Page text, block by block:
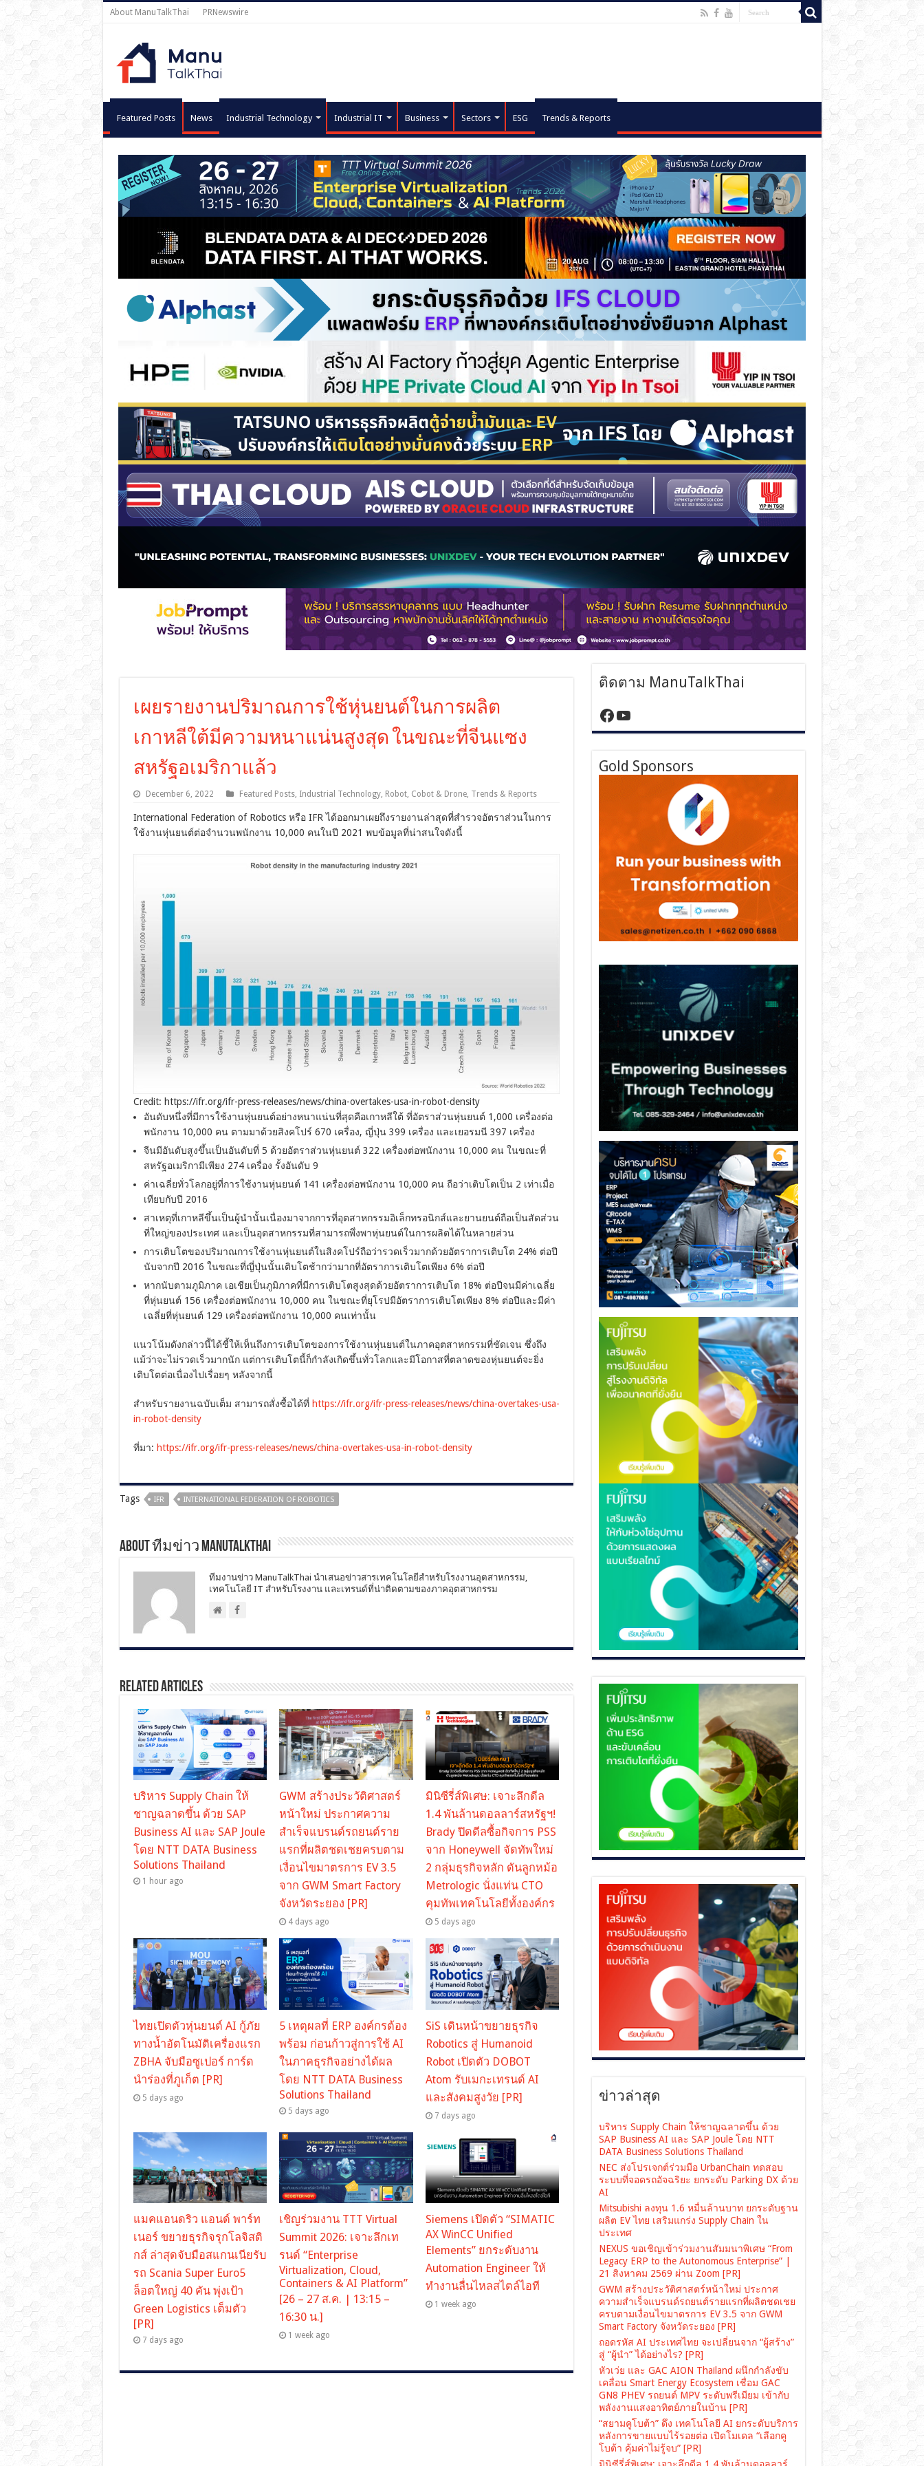
About ManuTalkThai PRNewswire
Featured Posts News Industrial Technology Industrial IT Business Sectors ESG Trends & Reports
เผยรายงานปริมาณการใช้หุ่นยนต์ในการผลิต
เกาหลีใต้มีความหนาแน่นสูงสุด ในขณะที่จีนแซง
สหรัฐอเมริกาแล้ว
December 6, 2022 Featured Posts, Industrial Technology, Robot, Cobot & Drone, Trends & Reports
International Federation of Robotics หรือ IFR ได้ออกมาเผยถึงรายงานล่าสุดที่สำรวจอัตราส่วนในการ
ใช้งานหุ่นยนต์ต่อจำนวนพนักงาน 10,000 คนในปี 2021 พบข้อมูลที่น่าสนใจดังนี้
Credit: https://ifr.org/ifr-press-releases/news/china-overtakes-usa-in-robot-density
อันดับหนึ่งที่มีการใช้งานหุ่นยนต์อย่างหนาแน่นที่สุดคือเกาหลีใต้ ที่อัตราส่วนหุ่นยนต์ 1,000 เครื่องต่อ
พนักงาน 10,000 คน ตามมาด้วยสิงคโปร์ 670 เครื่อง, ญี่ปุ่น 399 เครื่อง และเยอรมนี 397 เครื่อง
จีนมีอันดับสูงขึ้นเป็นอันดับที่ 5 ด้วยอัตราส่วนหุ่นยนต์ 322 เครื่องต่อพนักงาน 10,000 คน ในขณะที่
สหรัฐอเมริกามีเพียง 274 เครื่อง รั้งอันดับ 9
ค่าเฉลี่ยทั่วโลกอยู่ที่การใช้งานหุ่นยนต์ 141 เครื่องต่อพนักงาน 10,000 คน ถือว่าเติบโตเป็น 2 เท่าเมื่อ
เทียบกับปี 2016
สาเหตุที่เกาหลีขึ้นเป็นผู้นำนั้นเนื่องมาจากการที่อุตสาหกรรมอิเล็กทรอนิกส์และยานยนต์ถือเป็นสัดส่วน
ที่ใหญ่ของประเทศ และเป็นอุตสาหกรรมที่สามารถพึ่งพาหุ่นยนต์ในการผลิตได้ในหลายส่วน
การเติบโตของปริมาณการใช้งานหุ่นยนต์ในสิงคโปร์ถือว่ารวดเร็วมากด้วยอัตราการเติบโต 24% ต่อปี
นับจากปี 2016 ในขณะที่ญี่ปุ่นนั้นเติบโตช้ากว่ามากที่อัตราการเติบโตเพียง 6% ต่อปี
หากนับตามภูมิภาค เอเชียเป็นภูมิภาคที่มีการเติบโตสูงสุดด้วยอัตราการเติบโต 18% ต่อปีจนมีค่าเฉลี่ย
ที่หุ่นยนต์ 156 เครื่องต่อพนักงาน 10,000 คน ในขณะที่ยุโรปมีอัตราการเติบโตเพียง 8% ต่อปีและมีค่า
เฉลี่ยที่หุ่นยนต์ 129 เครื่องต่อพนักงาน 10,000 คนเท่านั้น
แนวโน้มดังกล่าวนี้ได้ชี้ให้เห็นถึงการเติบโตของการใช้งานหุ่นยนต์ในภาคอุตสาหกรรมที่ชัดเจน ซึ่งถึง
แม้ว่าจะไม่รวดเร็วมากนัก แต่การเติบโตนี้ก็กำลังเกิดขึ้นทั่วโลกและมีโอกาสที่ตลาดของหุ่นยนต์จะยิ่ง
เติบโตต่อเนื่องไปเรื่อยๆ หลังจากนี้
สำหรับรายงานฉบับเต็ม สามารถสั่งซื้อได้ที่ https://ifr.org/ifr-press-releases/news/china-overtakes-usa-
in-robot-density
ที่มา: https://ifr.org/ifr-press-releases/news/china-overtakes-usa-in-robot-density
Tags IFR INTERNATIONAL FEDERATION OF ROBOTICS
About ทีมข่าว ManuTalkThai
ทีมงานข่าว ManuTalkThai นำเสนอข่าวสารเทคโนโลยีสำหรับโรงงานอุตสาหกรรม,
เทคโนโลยี IT สำหรับโรงงาน และเทรนด์ที่น่าติดตามของภาคอุตสาหกรรม
Related Articles
บริหาร Supply Chain ให้
ชาญฉลาดขึ้น ด้วย SAP
Business AI และ SAP Joule
โดย NTT DATA Business
Solutions Thailand
1 hour ago
GWM สร้างประวัติศาสตร์
หน้าใหม่ ประกาศความ
สำเร็จแบรนด์รถยนต์ราย
แรกที่ผลิตชดเชยครบตาม
เงื่อนไขมาตรการ EV 3.5
จาก GWM Smart Factory
จังหวัดระยอง [PR]
4 days ago
มินิซีรี่ส์พิเศษ: เจาะลึกดีล
1.4 พันล้านดอลลาร์สหรัฐฯ!
Brady ปิดดีลซื้อกิจการ PSS
จาก Honeywell จัดทัพใหม่
2 กลุ่มธุรกิจหลัก ดันลูกหม้อ
Metrologic นั่งแท่น CTO
คุมทัพเทคโนโลยีทั้งองค์กร
5 days ago
ไทยเปิดตัวหุ่นยนต์ AI กู้ภัย
ทางน้ำอัตโนมัติเครื่องแรก
ZBHA จับมือซูเปอร์ การ์ด
นำร่องที่ภูเก็ต [PR]
5 days ago
5 เหตุผลที่ ERP องค์กรต้อง
พร้อม ก่อนก้าวสู่การใช้ AI
ในภาคธุรกิจอย่างได้ผล
โดย NTT DATA Business
Solutions Thailand
5 days ago
SiS เดินหน้าขยายธุรกิจ
Robotics สู่ Humanoid
Robot เปิดตัว DOBOT
Atom รับเมกะเทรนด์ AI
และสังคมสูงวัย [PR]
7 days ago
แมคแอนดริว แอนด์ พาร์ท
เนอร์ ขยายธุรกิจรุกโลจิสติ
กส์ ล่าสุดจับมือสแกนเนียรับ
รถ Scania Super Euro5
ล็อตใหญ่ 40 คัน พุ่งเป้า
Green Logistics เต็มตัว
[PR]
7 days ago
เชิญร่วมงาน TTT Virtual
Summit 2026: เจาะลึกเท
รนด์ “Enterprise
Virtualization, Cloud,
Containers & AI Platform”
[26 – 27 ส.ค. | 13:15 –
16:30 น.]
1 week ago
Siemens เปิดตัว “SIMATIC
AX WinCC Unified
Elements” ยกระดับงาน
Automation Engineer ให้
ทำงานลื่นไหลสไตล์ไอที
1 week ago
ติดตาม ManuTalkThai
https://www.facebook.com/manutalkthai/
YouTube
Gold Sponsors
ข่าวล่าสุด
บริหาร Supply Chain ให้ชาญฉลาดขึ้น ด้วย
SAP Business AI และ SAP Joule โดย NTT
DATA Business Solutions Thailand
NEC ส่งโปรเจกต์ร่วมมือ UrbanChain ทดสอบ
ระบบที่จอดรถอัจฉริยะ ยกระดับ Parking DX ด้วย
AI
Mitsubishi ลงทุน 1.6 หมื่นล้านบาท ยกระดับฐาน
ผลิต EV ไทย เสริมแกร่ง Supply Chain ใน
ประเทศ
NEXUS ขอเชิญเข้าร่วมงานสัมมนาพิเศษ “From
Legacy ERP to the Autonomous Enterprise” |
21 สิงหาคม 2569 ผ่าน Zoom [PR]
GWM สร้างประวัติศาสตร์หน้าใหม่ ประกาศ
ความสำเร็จแบรนด์รถยนต์รายแรกที่ผลิตชดเชย
ครบตามเงื่อนไขมาตรการ EV 3.5 จาก GWM
Smart Factory จังหวัดระยอง [PR]
ถอดรหัส AI ประเทศไทย จะเปลี่ยนจาก “ผู้สร้าง”
สู่ “ผู้นำ” ได้อย่างไร? [PR]
หัวเว่ย และ GAC AION Thailand ผนึกกำลังขับ
เคลื่อน Smart Energy Ecosystem เชื่อม GAC
GN8 PHEV รถยนต์ MPV ระดับพรีเมียม เข้ากับ
พลังงานแสงอาทิตย์ภายในบ้าน [PR]
“สยามคูโบต้า” ดึง เทคโนโลยี AI ยกระดับบริการ
หลังการขายแบบไร้รอยต่อ เปิดโมเดล “เลือกคู
โบต้า คุ้มค่าไม่รู้จบ” [PR]